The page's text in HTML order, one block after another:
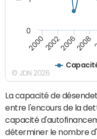
2000200220062008
0
© JDN 2026
La capacité de
entre l'encours de la
capacité
déterminer le nombre